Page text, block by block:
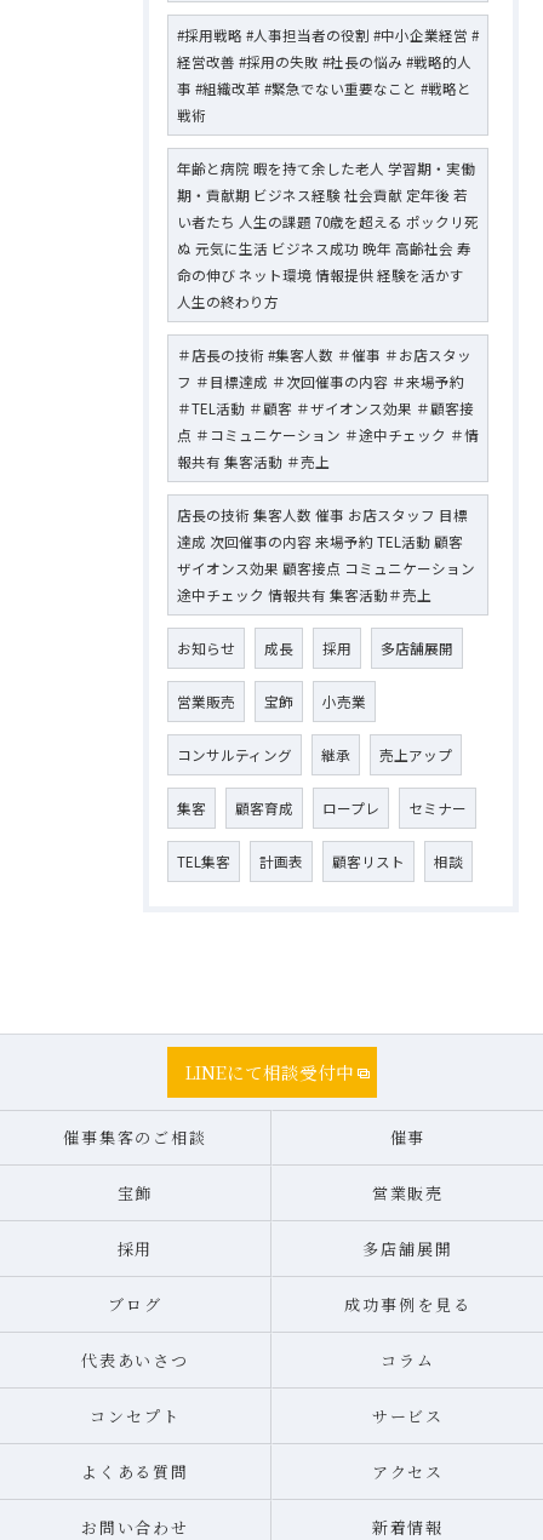
#採用戦略 #人事担当者の役割 #中小企業経営 #
経営改善 #採用の失敗 #社長の悩み #戦略的人
事 #組織改革 #緊急でない重要なこと #戦略と
戦術
年齢と病院 暇を持て余した老人 学習期・実働
期・貢献期 ビジネス経験 社会貢献 定年後 若
い者たち 人生の課題 70歳を超える ポックリ死
ぬ 元気に生活 ビジネス成功 晩年 高齢社会 寿
命の伸び ネット環境 情報提供 経験を活かす
人生の終わり方
＃店長の技術 #集客人数 ＃催事 ＃お店スタッ
フ ＃目標達成 ＃次回催事の内容 ＃来場予約
＃TEL活動 ＃顧客 ＃ザイオンス効果 ＃顧客接
点 ＃コミュニケーション ＃途中チェック ＃情
報共有 集客活動 ＃売上
店長の技術 集客人数 催事 お店スタッフ 目標
達成 次回催事の内容 来場予約 TEL活動 顧客
ザイオンス効果 顧客接点 コミュニケーション
途中チェック 情報共有 集客活動＃売上
お知らせ 成長 採用 多店舗展開
営業販売 宝飾 小売業
コンサルティング 継承 売上アップ
集客 顧客育成 ロープレ セミナー
TEL集客 計画表 顧客リスト 相談
LINEにて相談受付中
催事集客のご相談 催事
宝飾 営業販売
採用 多店舗展開
ブログ 成功事例を見る
代表あいさつ コラム
コンセプト サービス
よくある質問 アクセス
お問い合わせ 新着情報